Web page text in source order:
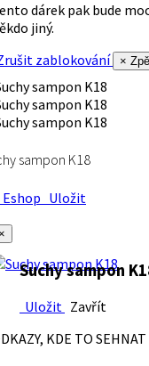
dárek pak bude
jiný.
zablokování
×
sampon K18
Uložit
Suchy sampon
Uložit Zavřít
KDE TO SEHNAT